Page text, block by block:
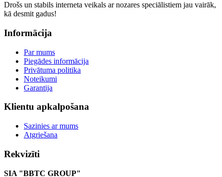
Drošs un stabils interneta veikals ar nozares speciālistiem jau vairāk,
kā desmit gadus!
Informācija
Par mums
Piegādes informācija
Privātuma politika
Noteikumi
Garantija
Klientu apkalpošana
Sazinies ar mums
Atgriešana
Rekvizīti
SIA "BBTC GROUP"